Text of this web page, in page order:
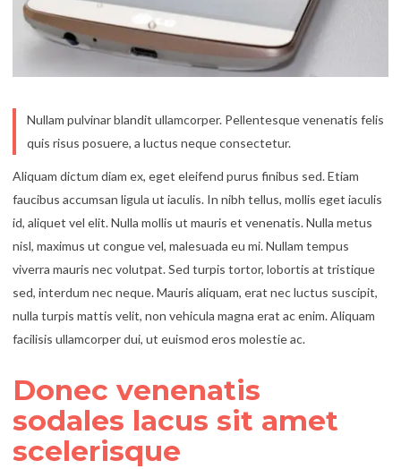
Nullam pulvinar blandit ullamcorper. Pellentesque venenatis felis
quis risus posuere, a luctus neque consectetur.
Aliquam dictum diam ex, eget eleifend purus finibus sed. Etiam
faucibus accumsan ligula ut iaculis. In nibh tellus, mollis eget iaculis
id, aliquet vel elit. Nulla mollis ut mauris et venenatis. Nulla metus
nisl, maximus ut congue vel, malesuada eu mi. Nullam tempus
viverra mauris nec volutpat. Sed turpis tortor, lobortis at tristique
sed, interdum nec neque. Mauris aliquam, erat nec luctus suscipit,
nulla turpis mattis velit, non vehicula magna erat ac enim. Aliquam
facilisis ullamcorper dui, ut euismod eros molestie ac.
Donec venenatis
sodales lacus sit amet
scelerisque